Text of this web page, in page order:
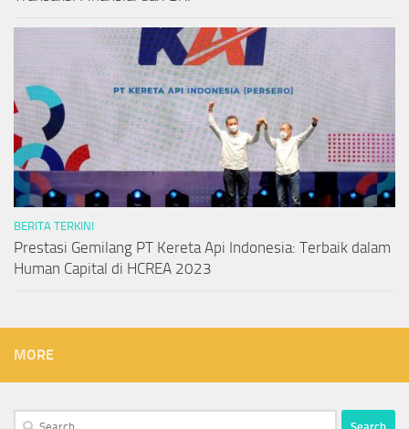
BERITA TERKINI
Prestasi Gemilang PT Kereta Api Indonesia: Terbaik dalam
Human Capital di HCREA 2023
MORE
Search